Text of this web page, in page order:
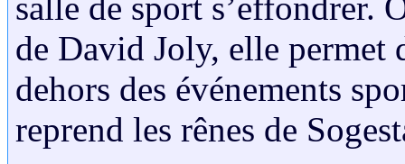
salle de sport s’effondrer.
de David Joly, elle permet
dehors des événements
reprend les rênes de